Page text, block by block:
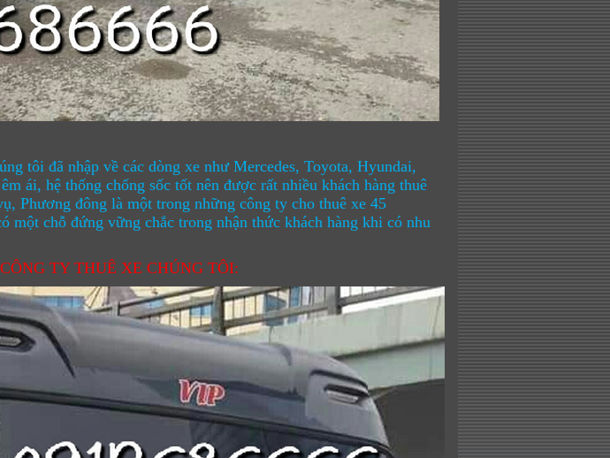
tôi đã nhập về các dòng xe như Mercedes, Toyota, Hyundai,
ái, hệ thống chống sốc tốt nên được rất nhiều khách hàng thuê
Phương đông là một trong những công ty cho thuê xe 45
một chỗ đứng vững chắc trong nhận thức khách hàng khi có nhu
TY THUÊ XE CHÚNG TÔI: